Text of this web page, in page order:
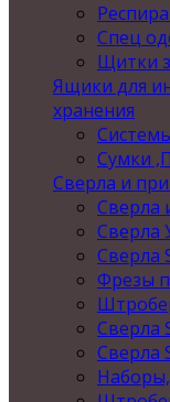
Спец
Щитки
Ящики для
хранения
Сумки
Сверла и
Сверла
Сверла
Сверла
Фрезы
Сверла
Сверла